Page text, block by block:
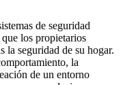
de seguridad
los propietarios
la seguridad de su hogar.
la
de un entorno